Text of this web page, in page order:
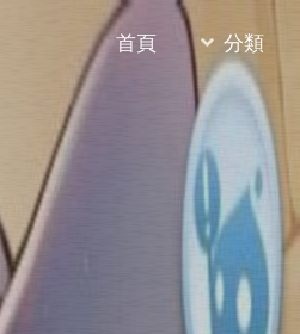
首頁 分類